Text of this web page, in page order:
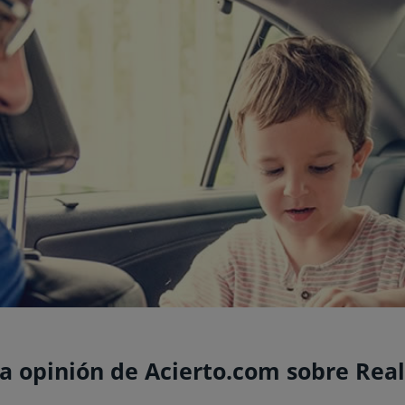
opinión de Acierto.com sobre